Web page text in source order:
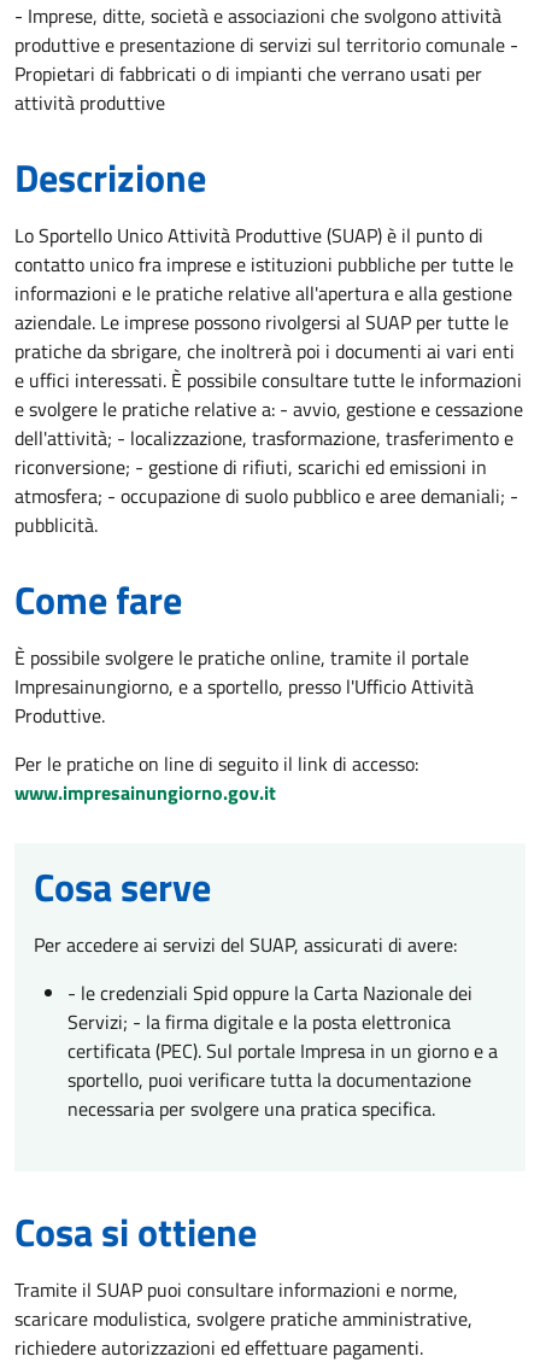
- Imprese, ditte, società e associazioni che svolgono attività
produttive e presentazione di servizi sul territorio comunale -
Propietari di fabbricati o di impianti che verrano usati per
attività produttive
Descrizione
Lo Sportello Unico Attività Produttive (SUAP) è il punto di
contatto unico fra imprese e istituzioni pubbliche per tutte le
informazioni e le pratiche relative all'apertura e alla gestione
aziendale. Le imprese possono rivolgersi al SUAP per tutte le
pratiche da sbrigare, che inoltrerà poi i documenti ai vari enti
e uffici interessati. È possibile consultare tutte le informazioni
e svolgere le pratiche relative a: - avvio, gestione e cessazione
dell'attività; - localizzazione, trasformazione, trasferimento e
riconversione; - gestione di rifiuti, scarichi ed emissioni in
atmosfera; - occupazione di suolo pubblico e aree demaniali; -
pubblicità.
Come fare
È possibile svolgere le pratiche online, tramite il portale
Impresainungiorno, e a sportello, presso l'Ufficio Attività
Produttive.
Per le pratiche on line di seguito il link di accesso:
www.impresainungiorno.gov.it
Cosa serve
Per accedere ai servizi del SUAP, assicurati di avere:
- le credenziali Spid oppure la Carta Nazionale dei
Servizi; - la firma digitale e la posta elettronica
certificata (PEC). Sul portale Impresa in un giorno e a
sportello, puoi verificare tutta la documentazione
necessaria per svolgere una pratica specifica.
Cosa si ottiene
Tramite il SUAP puoi consultare informazioni e norme,
scaricare modulistica, svolgere pratiche amministrative,
richiedere autorizzazioni ed effettuare pagamenti.